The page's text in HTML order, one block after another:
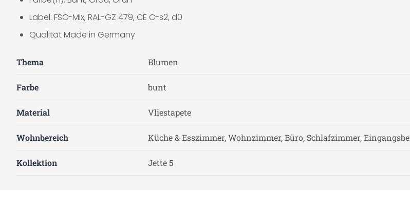
Label: FSC-Mix, RAL-GZ 479, CE C-s2, d0
Qualität Made in Germany
Thema Blumen
Farbe bunt
Material Vliestapete
Wohnbereich Küche & Esszimmer, Wohnzimmer, Büro, Schlafzimmer,
Kollektion Jette 5